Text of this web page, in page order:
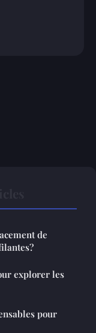
de
explorer les
pour